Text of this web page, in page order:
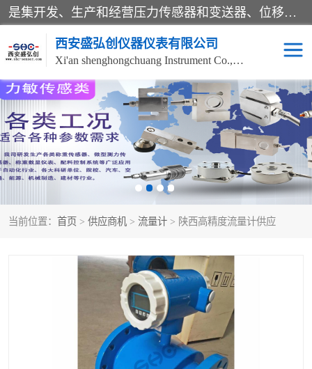
是集开发、生产和经营压力传感器和变送器、位移传感器和变送器、流量传感器和变送器、称重传感器和变送器、测力传感器和变送器、温湿度传感器和变送器、扭矩传感器、智能数显控制仪表等产品的化高新技术企业。
西安盛弘创仪器仪表有限公司
Xi'an shenghongchuang Instrument Co., Ltd
当前位置： 首页 > 供应商机 > 流量计 > 陕西高精度流量计供应
称重传感器 超声波流量计
压力变送器 通用型压力变送器
流量计
位移传感器 差压变送器